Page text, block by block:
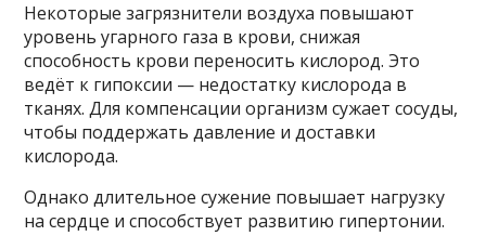
Некоторые загрязнители воздуха повышают
уровень угарного газа в крови, снижая
способность крови переносить кислород. Это
ведёт к гипоксии — недостатку кислорода в
тканях. Для компенсации организм сужает сосуды,
чтобы поддержать давление и доставки
кислорода.
Однако длительное сужение повышает нагрузку
на сердце и способствует развитию гипертонии.